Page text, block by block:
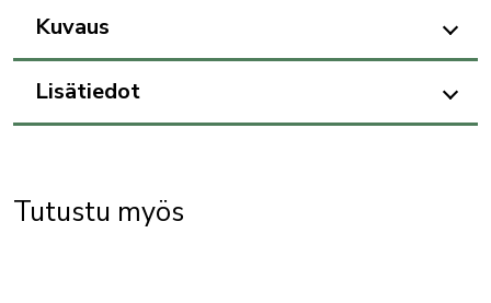
Kuvaus
Lisätiedot
Tutustu myös